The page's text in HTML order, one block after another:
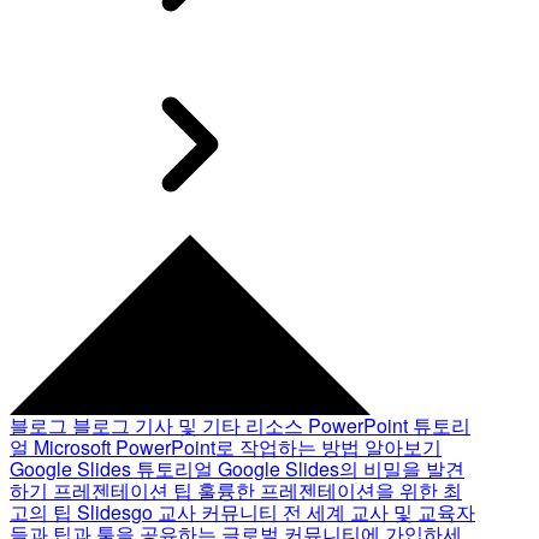
블로그 블로그 기사 및 기타 리소스 PowerPoint 튜토리
얼 Microsoft PowerPoint로 작업하는 방법 알아보기
Google Slides 튜토리얼 Google Slides의 비밀을 발견
하기 프레젠테이션 팁 훌륭한 프레젠테이션을 위한 최
고의 팁 Slidesgo 교사 커뮤니티 전 세계 교사 및 교육자